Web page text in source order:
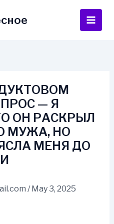
Main
— Я
ОН РАСКРЫЛ
МУЖА, НО
МЕНЯ ДО
/ May 3, 2025